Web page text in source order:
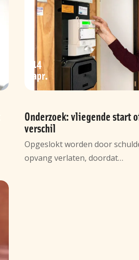
Onderzoek: vliegende start
verschil
14
apr
Opgeslokt worden door
opvang verlaten, doordat…